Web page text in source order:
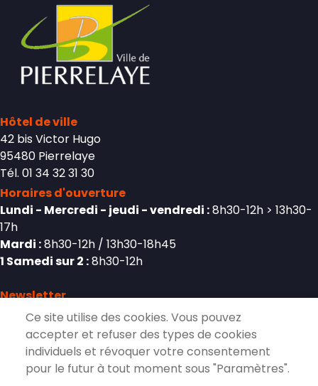
Hôtel de ville
42 bis Victor Hugo
95480 Pierrelaye
Tél. 01 34 32 31 30
Horaires d'ouverture
Lundi - Mercredi - jeudi - vendredi :8h30-12h > 13h30-
17h
Mardi :8h30-12h / 13h30-18h45
1 Samedi sur 2 :8h30-12h
Newsletter
S'inscrire à la lettre d'information de
Pierrelaye
Ce site utilise des cookies. Vous pouvez
accepter et refuser des types de cookies
individuels et révoquer votre consentement
pour le futur à tout moment sous "Paramètres".